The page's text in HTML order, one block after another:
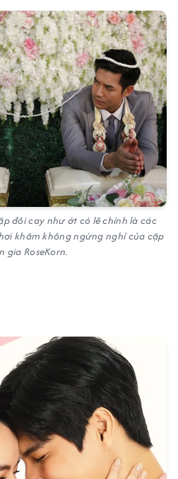
đôi cay như ớt có lẽ chính là các
khăm không ngừng nghỉ của cặp
gia RoseKorn.